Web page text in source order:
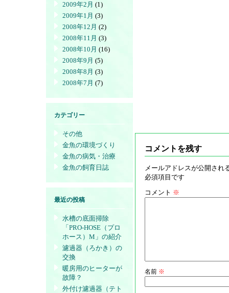
2009年2月 (1)
2009年1月 (3)
2008年12月 (2)
2008年11月 (3)
2008年10月 (16)
2008年9月 (5)
2008年8月 (3)
2008年7月 (7)
カテゴリー
その他
金魚の環境づくり
金魚の病気・治療
金魚の飼育日誌
最近の投稿
水槽の底面掃除
「PRO-HOSE（プロ
ホース）M」の紹介
濾過器（ろかき）の
交換
暖房用のヒーターが
故障？
外付け濾過器（テト
コメントを残す
メールアドレスが公開され
必須項目です
コメント ※
名前 ※